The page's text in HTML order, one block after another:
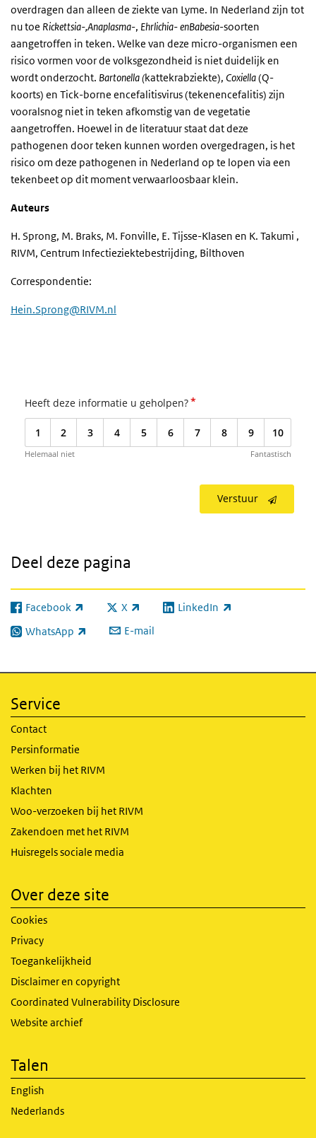
overdragen dan alleen de ziekte van Lyme. In Nederland zijn tot
nu toe Rickettsia-,Anaplasma-, Ehrlichia- enBabesia-soorten
aangetroffen in teken. Welke van deze micro-organismen een
risico vormen voor de volksgezondheid is niet duidelijk en
wordt onderzocht. Bartonella (kattekrabziekte), Coxiella(Q-
koorts) en Tick-borne encefalitisvirus (tekenencefalitis) zijn
vooralsnog niet in teken afkomstig van de vegetatie
aangetroffen. Hoewel in de literatuur staat dat deze
pathogenen door teken kunnen worden overgedragen, is het
risico om deze pathogenen in Nederland op te lopen via een
tekenbeet op dit moment verwaarloosbaar klein.
Auteurs
H. Sprong, M. Braks, M. Fonville, E. Tijsse-Klasen en K. Takumi ,
RIVM, Centrum Infectieziektebestrijding, Bilthoven
Correspondentie:
Hein.Sprong@RIVM.nl
Heeft deze informatie u geholpen?*
1 2 3 4 5 6 7 8 9 10
Helemaal niet Fantastisch
Verstuur
Deel deze pagina
Facebook
(externe link) X
(externe link) LinkedIn
(externe link)
WhatsApp
(externe link) E-mail
Service
Contact
Persinformatie
Werken bij het RIVM
Klachten
Woo-verzoeken bij het RIVM
Zakendoen met het RIVM
Huisregels sociale media
Over deze site
Cookies
Privacy
Toegankelijkheid
Disclaimer en copyright
Coordinated Vulnerability Disclosure
Website archief
Talen
English
Nederlands